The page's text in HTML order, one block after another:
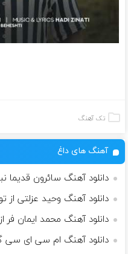
تک آهنگ
آهنگ های داغ
دانلود آهنگ سائرون قدیما
دانلود آهنگ وحید عزلتی از تو
دانلود آهنگ محمد ایمان
دانلود آهنگ ام سی ای سی